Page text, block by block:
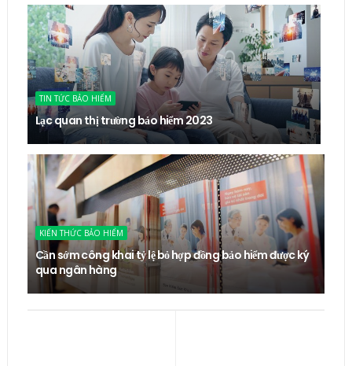
TIN TỨC BẢO HIỂM
Lạc quan thị trường bảo hiểm 2023
KIẾN THỨC BẢO HIỂM
Cần sớm công khai tỷ lệ bỏ hợp đồng bảo hiểm được ký
qua ngân hàng